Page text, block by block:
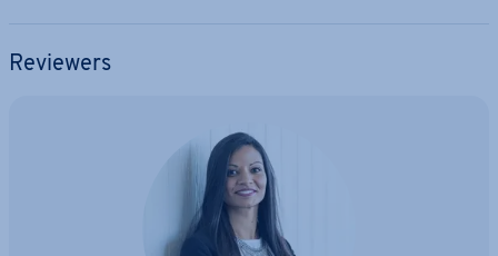
Reviewers